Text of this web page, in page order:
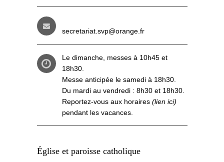
secretariat.svp@orange.fr
Le dimanche, messes à 10h45 et
18h30.
Messe anticipée le samedi à 18h30.
Du mardi au vendredi : 8h30 et 18h30.
Reportez-vous aux horaires (lien ici)
pendant les vacances.
Église et paroisse catholique